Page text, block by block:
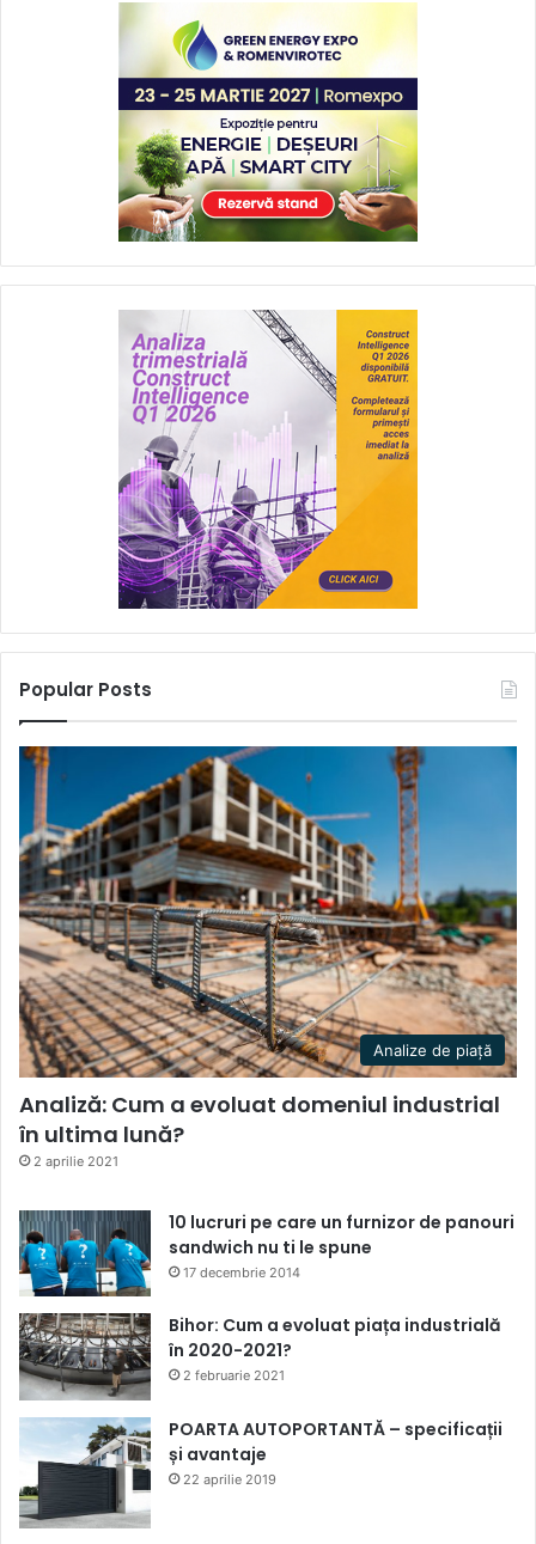
Popular Posts
Analize de piață
Analiză: Cum a evoluat domeniul industrial
în ultima lună?
2 aprilie 2021
10 lucruri pe care un furnizor de panouri
sandwich nu ti le spune
17 decembrie 2014
Bihor: Cum a evoluat piața industrială
în 2020-2021?
2 februarie 2021
POARTA AUTOPORTANTĂ – specificații
și avantaje
22 aprilie 2019